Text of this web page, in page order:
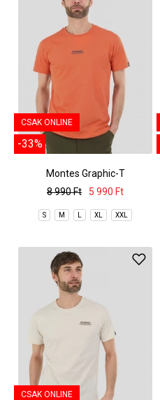
CSAK ONLINE
-33%
Montes Graphic-T
8 990 Ft
5 990 Ft
S M L XL XXL
CSAK ONLINE